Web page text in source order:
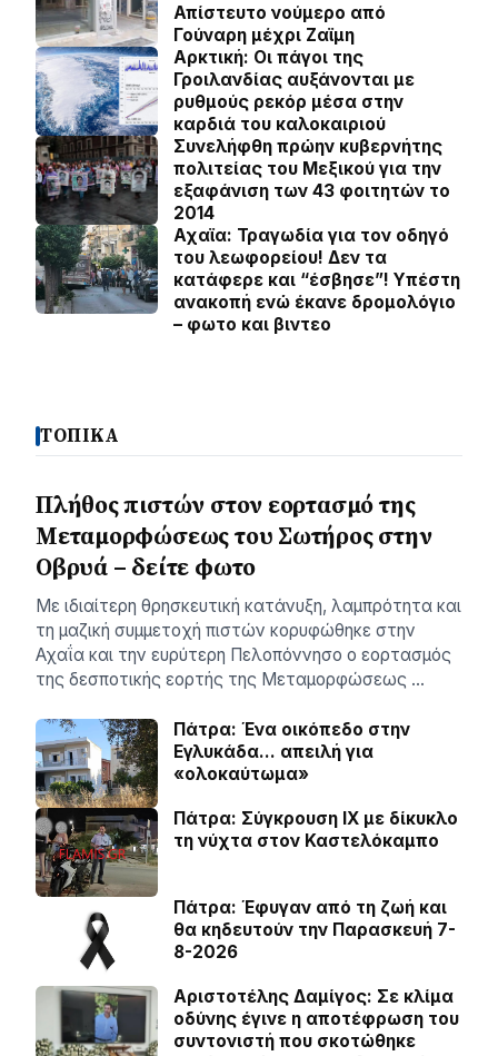
Απίστευτο νούμερο από
Γούναρη μέχρι Ζαϊμη
Αρκτική: Οι πάγοι της
Γροιλανδίας αυξάνονται με
ρυθμούς ρεκόρ μέσα στην
καρδιά του καλοκαιριού
Συνελήφθη πρώην κυβερνήτης
πολιτείας του Μεξικού για την
εξαφάνιση των 43 φοιτητών το
2014
Αχαϊα: Τραγωδία για τον οδηγό
του λεωφορείου! Δεν τα
κατάφερε και “έσβησε”! Υπέστη
ανακοπή ενώ έκανε δρομολόγιο
– φωτο και βιντεο
ΤΟΠΙΚΑ
Πλήθος πιστών στον εορτασμό της
Μεταμορφώσεως του Σωτήρος στην
Οβρυά – δείτε φωτο
Με ιδιαίτερη θρησκευτική κατάνυξη, λαμπρότητα και
τη μαζική συμμετοχή πιστών κορυφώθηκε στην
Αχαΐα και την ευρύτερη Πελοπόννησο ο εορτασμός
της δεσποτικής εορτής της Μεταμορφώσεως …
Πάτρα: Ένα οικόπεδο στην
Εγλυκάδα… απειλή για
«ολοκαύτωμα»
Πάτρα: Σύγκρουση ΙΧ με δίκυκλο
τη νύχτα στον Καστελόκαμπο
Πάτρα: Έφυγαν από τη ζωή και
θα κηδευτούν την Παρασκευή 7-
8-2026
Αριστοτέλης Δαμίγος: Σε κλίμα
οδύνης έγινε η αποτέφρωση του
συντονιστή που σκοτώθηκε